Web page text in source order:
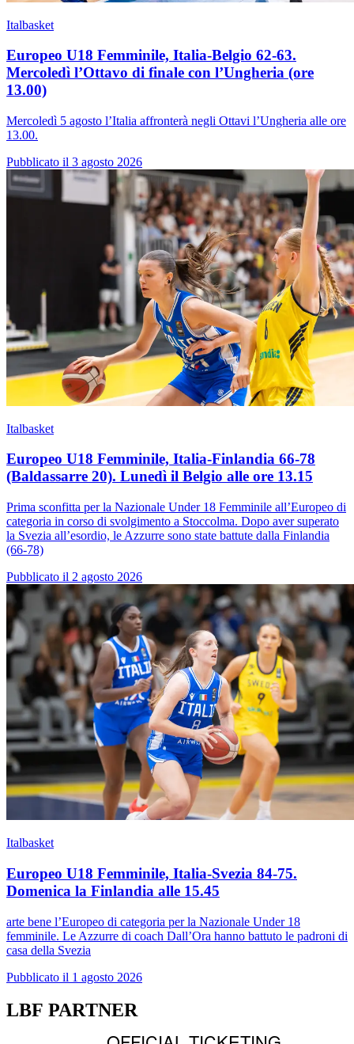
Italbasket
Europeo U18 Femminile, Italia-Belgio 62-63.
Mercoledì l’Ottavo di finale con l’Ungheria (ore
13.00)
Mercoledì 5 agosto l’Italia affronterà negli Ottavi l’Ungheria alle ore
13.00.
Pubblicato il 3 agosto 2026
Italbasket
Europeo U18 Femminile, Italia-Finlandia 66-78
(Baldassarre 20). Lunedì il Belgio alle ore 13.15
Prima sconfitta per la Nazionale Under 18 Femminile all’Europeo di
categoria in corso di svolgimento a Stoccolma. Dopo aver superato
la Svezia all’esordio, le Azzurre sono state battute dalla Finlandia
(66-78)
Pubblicato il 2 agosto 2026
Italbasket
Europeo U18 Femminile, Italia-Svezia 84-75.
Domenica la Finlandia alle 15.45
arte bene l’Europeo di categoria per la Nazionale Under 18
femminile. Le Azzurre di coach Dall’Ora hanno battuto le padroni di
casa della Svezia
Pubblicato il 1 agosto 2026
LBF PARTNER